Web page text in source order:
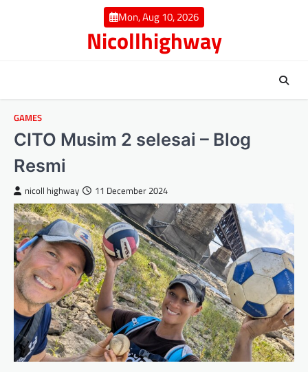
Mon, Aug 10, 2026
Nicollhighway
GAMES
CITO Musim 2 selesai – Blog
Resmi
nicoll highway 11 December 2024